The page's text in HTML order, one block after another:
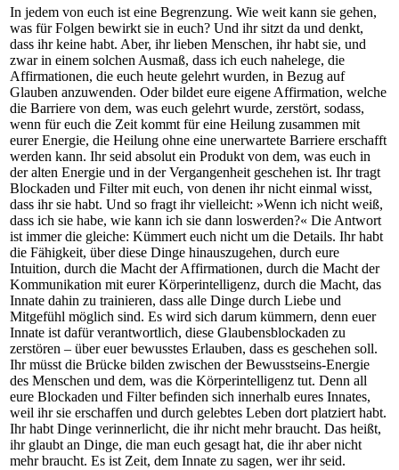
In jedem von euch ist eine Begrenzung. Wie weit kann sie gehen,
was für Folgen bewirkt sie in euch? Und ihr sitzt da und denkt,
dass ihr keine habt. Aber, ihr lieben Menschen, ihr habt sie, und
zwar in einem solchen Ausmaß, dass ich euch nahelege, die
Affirmationen, die euch heute gelehrt wurden, in Bezug auf
Glauben anzuwenden. Oder bildet eure eigene Affirmation, welche
die Barriere von dem, was euch gelehrt wurde, zerstört, sodass,
wenn für euch die Zeit kommt für eine Heilung zusammen mit
eurer Energie, die Heilung ohne eine unerwartete Barriere erschafft
werden kann. Ihr seid absolut ein Produkt von dem, was euch in
der alten Energie und in der Vergangenheit geschehen ist. Ihr tragt
Blockaden und Filter mit euch, von denen ihr nicht einmal wisst,
dass ihr sie habt. Und so fragt ihr vielleicht: »Wenn ich nicht weiß,
dass ich sie habe, wie kann ich sie dann loswerden?« Die Antwort
ist immer die gleiche: Kümmert euch nicht um die Details. Ihr habt
die Fähigkeit, über diese Dinge hinauszugehen, durch eure
Intuition, durch die Macht der Affirmationen, durch die Macht der
Kommunikation mit eurer Körperintelligenz, durch die Macht, das
Innate dahin zu trainieren, dass alle Dinge durch Liebe und
Mitgefühl möglich sind. Es wird sich darum kümmern, denn euer
Innate ist dafür verantwortlich, diese Glaubensblockaden zu
zerstören – über euer bewusstes Erlauben, dass es geschehen soll.
Ihr müsst die Brücke bilden zwischen der Bewusstseins-Energie
des Menschen und dem, was die Körperintelligenz tut. Denn all
eure Blockaden und Filter befinden sich innerhalb eures Innates,
weil ihr sie erschaffen und durch gelebtes Leben dort platziert habt.
Ihr habt Dinge verinnerlicht, die ihr nicht mehr braucht. Das heißt,
ihr glaubt an Dinge, die man euch gesagt hat, die ihr aber nicht
mehr braucht. Es ist Zeit, dem Innate zu sagen, wer ihr seid.